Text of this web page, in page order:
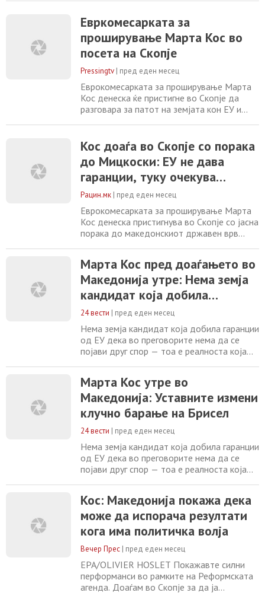
Евркомесарката за
проширување Марта Кос во
посета на Скопје
Pressingtv | пред еден месец
Еврокомесарката за проширување Марта
Кос денеска ќе пристигне во Скопје да
разговара за патот на земјата кон ЕУ и
во рамките на планот за раст за Западен
Балкан. До денес земјата доби 142,1
милиони евра во рамките на Инструментот
за реформи и раст по напредокот во
Кос доаѓа во Скопје со порака
до Мицкоски: ЕУ не дава
гаранции, туку очекува
исполнување на преземените
обврски
Рацин.мк | пред еден месец
Еврокомесарката за проширување Марта
Кос денеска пристигнува во Скопје со јасна
порака до македонскиот државен врв
процес нема да се појават нови
билатерални спорови, бидејќи такви
гаранции досега не добила ниту една
земја-кандидат. Во пресрет на средбата
со премиерот Христијан
Марта Кос пред доаѓањето во
Македонија утре: Нема земја
кандидат која добила
гаранции од ЕУ дека во
преговорите нема да се појави
друг спор
24 вести | пред еден месец
Нема земја кандидат која добила гаранции
од ЕУ дека во преговорите нема да се
појави друг спор — тоа е реалноста која
Кос во интервју за МИА, на еден ден пред
посетата на Скопје. Во пресрет на
утрешната тет а тет средба со Мицкоски,
Кос денеска порача дека напредокот во
преговорите
Марта Кос утре во
Македонија: Уставните измени
клучно барање на Брисел
24 вести | пред еден месец
Нема земја кандидат која добила гаранции
од ЕУ дека во преговорите нема да се
појави друг спор — тоа е реалноста која
Кос во интервју за МИА, на еден ден пред
посетата на Скопје. Во пресрет на
утрешната тет а тет средба со Мицкоски,
Кос денеска порача дека напредокот во
преговорите
Кос: Македонија покажа дека
може да испорача резултати
кога има политичка волја
Вечер Прес | пред еден месец
EPA/OLIVIER HOSLET Покажавте силни
перформанси во рамките на Реформската
агенда. Доаѓам во Скопјe за да ја